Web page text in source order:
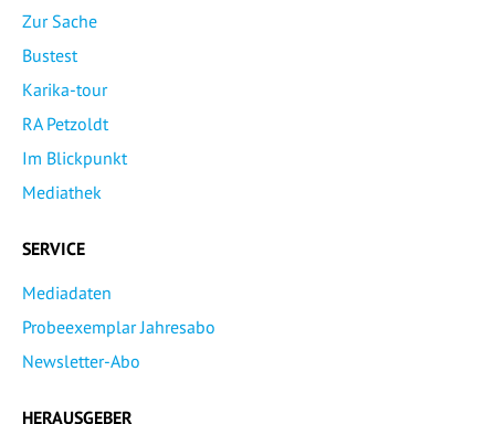
Zur Sache
Bustest
Karika-tour
RA Petzoldt
Im Blickpunkt
Mediathek
SERVICE
Mediadaten
Probeexemplar Jahresabo
Newsletter-Abo
HERAUSGEBER